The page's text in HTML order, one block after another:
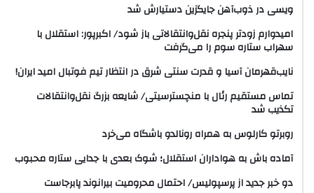
ویسی در ذوب‌آهن جایگزین دستیارش شد
امیدوارم زودتر پنجره نقل‌وانتقالاتی باز شود/ اکبرپور: استقلال با
سهراب ستاره سوم را می‌گرفت
نایب‌قهرمان آسیا و قدرت سنتی شرق در انتظار تیم فوتبال امید ایران!
تماس مستقیم رئال با منچسترسیتی/ شایعه بزرگ نقل‌وانتقالات
تکذیب شد
روبرتو کارلوس به همراه رونالدو باشگاه می‌خرد
آماده باش به هواداران استقلال؛ شوک بعدی با جدایی ستاره محبوب
دو خبر جدید از پرسپولیس/ احتمال محرومیت بیرانوند پابرجاست